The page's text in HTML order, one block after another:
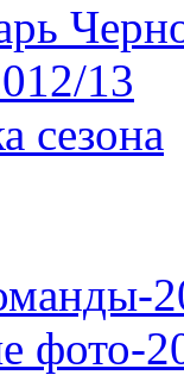
13
сезона
фото-